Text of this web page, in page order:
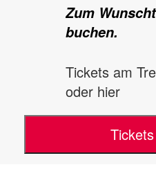
Zum
buchen.
Tickets am
oder hier